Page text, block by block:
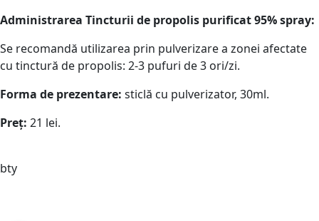
Administrarea Tincturii de propolis purificat 95% spray:
Se recomandă utilizarea prin pulverizare a zonei afectate
cu tinctură de propolis: 2-3 pufuri de 3 ori/zi.
Forma de prezentare: sticlă cu pulverizator, 30ml.
Preț: 21 lei.
bty